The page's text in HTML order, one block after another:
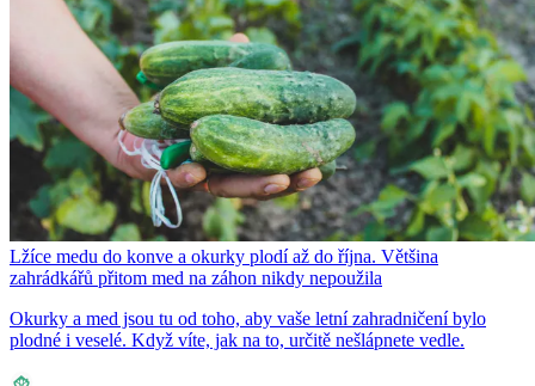
Lžíce medu do konve a okurky plodí až do října. Většina
zahrádkářů přitom med na záhon nikdy nepoužila
Okurky a med jsou tu od toho, aby vaše letní zahradničení bylo
plodné i veselé. Když víte, jak na to, určitě nešlápnete vedle.